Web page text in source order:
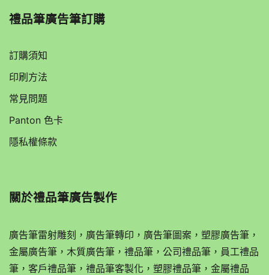
禮品筆廣告筆訂購
訂購須知
印刷方法
常見問題
Panton 色卡
隱私權條款
關於禮品筆廣告製作
廣告筆雷射雕刻，廣告筆轉印，廣告筆圖案，塑膠廣告筆，
金屬廣告筆，木質廣告筆，禮品筆，公司禮品筆，員工禮品
筆，客戶禮品筆，禮品筆客製化，塑膠禮品筆，金屬禮品